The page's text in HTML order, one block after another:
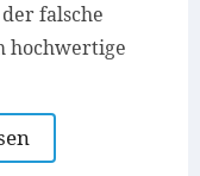
falsche
hochwertige